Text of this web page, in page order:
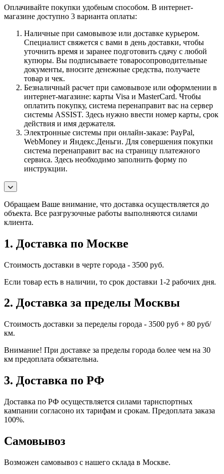
Оплачивайте покупки удобным способом. В интернет-
магазине доступно 3 варианта оплаты:
Наличные при самовывозе или доставке курьером.
Специалист свяжется с вами в день доставки, чтобы
уточнить время и заранее подготовить сдачу с любой
купюры. Вы подписываете товаросопроводительные
документы, вносите денежные средства, получаете
товар и чек.
Безналичный расчет при самовывозе или оформлении в
интернет-магазине: карты Visa и MasterCard. Чтобы
оплатить покупку, система перенаправит вас на сервер
системы ASSIST. Здесь нужно ввести номер карты, срок
действия и имя держателя.
Электронные системы при онлайн-заказе: PayPal,
WebMoney и Яндекс.Деньги. Для совершения покупки
система перенаправит вас на страницу платежного
сервиса. Здесь необходимо заполнить форму по
инструкции.
Обращаем Ваше внимание, что доставка осуществляется до
объекта. Все разгрузочные работы выполняются силами
клиента.
1. Доставка по Москве
Стоимость доставки в черте города - 3500 руб.
Если товар есть в наличии, то срок доставки 1-2 рабочих дня.
2. Доставка за пределы Москвы
Стоимость доставки за переделы города - 3500 руб + 80 руб/
км.
Внимание! При доставке за пределы города более чем на 30
км предоплата обязательна.
3. Доставка по РФ
Доставка по РФ осуществляется силами тарнспортных
кампании согласоно их тарифам и срокам. Предоплата заказа
100%.
Самовывоз
Возможен самовывоз с нашего склада в Москве.